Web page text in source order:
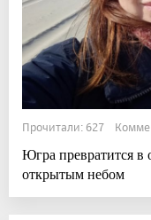
Прочитали: 627
Югра превратится
открытым небом